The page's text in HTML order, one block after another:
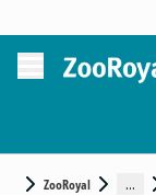
ZooRoyal ...